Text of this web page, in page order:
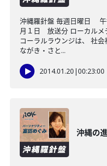
沖縄羅針盤 毎週日曜日
月１日 放送分 ローカル
コーラルラウンジは、 社
ながき・さと...
2014.01.20 |00:23:00
沖縄の